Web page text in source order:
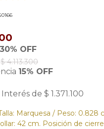
30% OFF
$ 4.113.300
15% OFF
de $ 1.371.100
Marquesa / Peso: 0.828
42 cm. Posición de